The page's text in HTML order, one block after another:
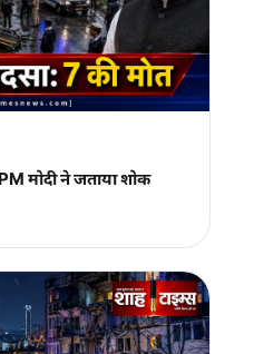
मोदी ने जताया शोक